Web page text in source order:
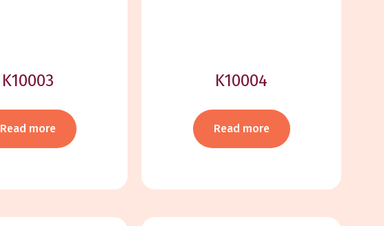
K10003
Read more
K10004
Read more